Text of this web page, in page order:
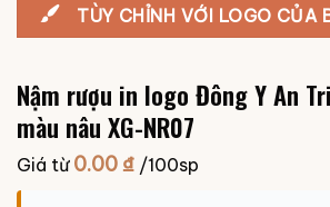
TÙY CHỈNH VỚI LOGO CỦA
Nậm rượu in logo Đông Y An
màu nâu XG-NR07
Giá từ 0.00₫ /100sp